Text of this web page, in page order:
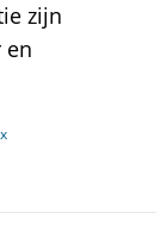
zijn
en